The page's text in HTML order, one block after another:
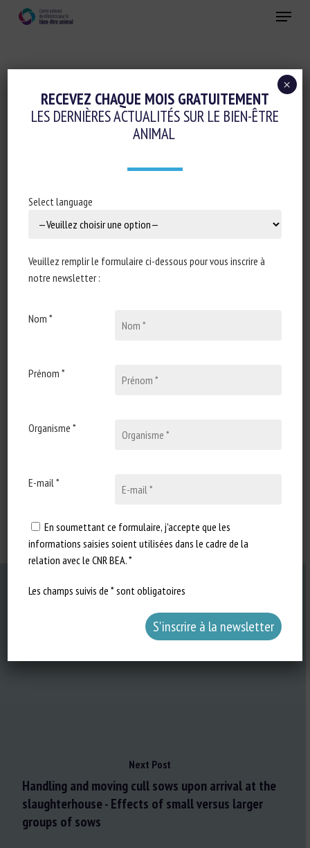
Menu
Réglementation
Transport, Abattage, Ramassage
ÉCRITE À LA QUESTION N°30504 :
CONDITIONS D’ABATTAGE DES ANIMAUX
29 septembre 2020
la République française
Calais ); réponse : Ministère de l’agriculture et de
Accéder au document original
Previous Post
Les animaux sauvages dans les cirques itinérants
« progressivement » interdits, la reproduction
Next Post
Handling and moving cull sows upon arrival at the
slaughterhouse - Effects of small versus larger
groups of sows
RECEVEZ CHAQUE MOIS GRATUITEMENT
LES DERNIÈRES ACTUALITÉS SUR LE BIEN-ÊTRE
ANIMAL
Select language
Veuillez remplir le formulaire ci-dessous pour vous inscrire à
notre newsletter :
Nom *
Prénom *
Organisme *
E-mail *
En soumettant ce formulaire, j'accepte que les
informations saisies soient utilisées dans le cadre de la
relation avec le CNR BEA. *
Les champs suivis de * sont obligatoires
×